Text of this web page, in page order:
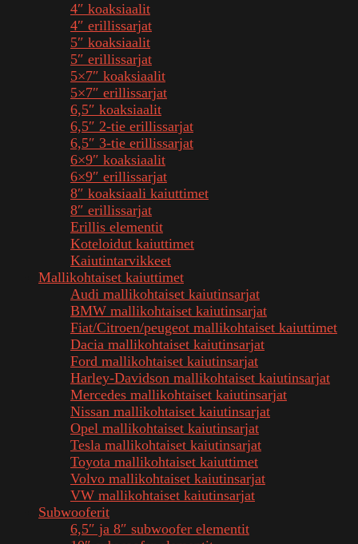
4″ koaksiaalit
4″ erillissarjat
5″ koaksiaalit
5″ erillissarjat
5×7″ koaksiaalit
5×7″ erillissarjat
6,5″ koaksiaalit
6,5″ 2-tie erillissarjat
6,5″ 3-tie erillissarjat
6×9″ koaksiaalit
6×9″ erillissarjat
8″ koaksiaali kaiuttimet
8″ erillissarjat
Erillis elementit
Koteloidut kaiuttimet
Kaiutintarvikkeet
Mallikohtaiset kaiuttimet
Audi mallikohtaiset kaiutinsarjat
BMW mallikohtaiset kaiutinsarjat
Fiat/Citroen/peugeot mallikohtaiset kaiuttimet
Dacia mallikohtaiset kaiutinsarjat
Ford mallikohtaiset kaiutinsarjat
Harley-Davidson mallikohtaiset kaiutinsarjat
Mercedes mallikohtaiset kaiutinsarjat
Nissan mallikohtaiset kaiutinsarjat
Opel mallikohtaiset kaiutinsarjat
Tesla mallikohtaiset kaiutinsarjat
Toyota mallikohtaiset kaiuttimet
Volvo mallikohtaiset kaiutinsarjat
VW mallikohtaiset kaiutinsarjat
Subwooferit
6,5″ ja 8″ subwoofer elementit